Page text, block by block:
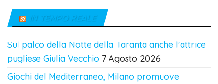
IN TEMPO REALE
Sul palco della Notte della Taranta anche l'attrice
pugliese Giulia Vecchio 7 Agosto 2026
Giochi del Mediterraneo, Milano promuove